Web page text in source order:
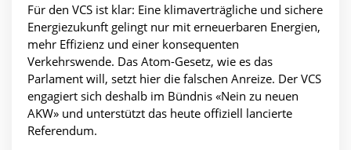
Für den VCS ist klar: Eine klimaverträgliche und sichere
Energiezukunft gelingt nur mit erneuerbaren Energien,
mehr Effizienz und einer konsequenten
Verkehrswende. Das Atom-Gesetz, wie es das
Parlament will, setzt hier die falschen Anreize. Der VCS
engagiert sich deshalb im Bündnis «Nein zu neuen
AKW» und unterstützt das heute offiziell lancierte
Referendum.